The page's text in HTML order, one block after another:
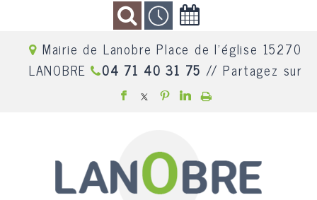
Mairie de Lanobre Place de l'église 15270
LANOBRE 04 71 40 31 75 // Partagez sur